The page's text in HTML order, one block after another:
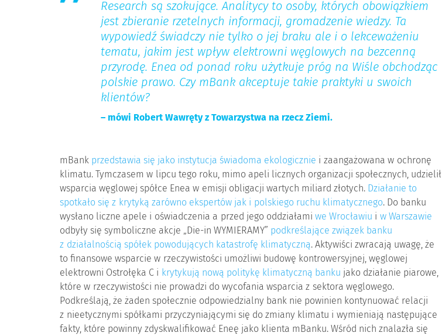
Research są szokujące. Analitycy to osoby, których obowiązkiem
jest zbieranie rzetelnych informacji, gromadzenie wiedzy. Ta
wypowiedź świadczy nie tylko o jej braku ale i o lekceważeniu
tematu, jakim jest wpływ elektrowni węglowych na bezcenną
przyrodę. Enea od ponad roku użytkuje próg na Wiśle obchodząc
polskie prawo. Czy mBank akceptuje takie praktyki u swoich
klientów?
– mówi Robert Wawręty z Towarzystwa na rzecz Ziemi.
mBank przedstawia się jako instytucja świadoma ekologicznie i zaangażowana w ochronę
klimatu. Tymczasem w lipcu tego roku, mimo apeli licznych organizacji społecznych, udzielił
wsparcia węglowej spółce Enea w emisji obligacji wartych miliard złotych.
Działanie to
spotkało się z krytyką zarówno ekspertów jak i polskiego ruchu klimatycznego. Do banku
wysłano liczne apele i oświadczenia a przed jego oddziałami we Wrocławiu i w Warszawie
odbyły się symboliczne akcje „Die-in WYMIERAMY” podkreślające związek banku
z działalnością spółek powodujących katastrofę klimatyczną. Aktywiści zwracają uwagę, że
to finansowe wsparcie w rzeczywistości umożliwi budowę kontrowersyjnej, węglowej
elektrowni Ostrołęka C i krytykują nową politykę klimatyczną banku jako działanie piarowe,
które w rzeczywistości nie prowadzi do wycofania wsparcia z sektora węglowego.
Podkreślają, że żaden społecznie odpowiedzialny bank nie powinien kontynuować relacji
z nieetycznymi spółkami przyczyniającymi się do zmiany klimatu i wymieniają następujące
fakty, które powinny zdyskwalifikować Eneę jako klienta mBanku. Wśród nich znalazła się